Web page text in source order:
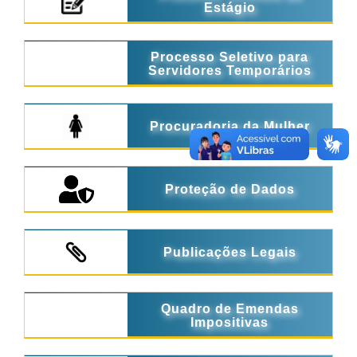
Estágio
Processo Seletivo para
Servidores Temporários
Procuradoria da Mulher
Proteção de Dados
Publicações Legais
Quadro de Emendas
Impositivas